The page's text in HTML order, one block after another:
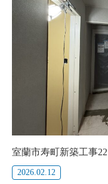
室蘭市寿町新築工事22
2026.02.12